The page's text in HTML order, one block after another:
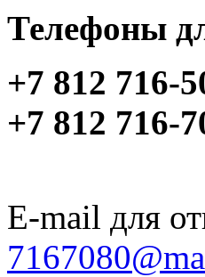
Телефоны
+7 812 716-
+7 812 716-
E-mail для